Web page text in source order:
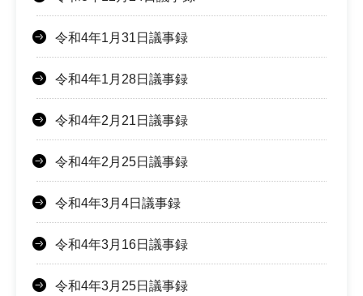
令和4年1月31日議事録
令和4年1月28日議事録
令和4年2月21日議事録
令和4年2月25日議事録
令和4年3月4日議事録
令和4年3月16日議事録
令和4年3月25日議事録